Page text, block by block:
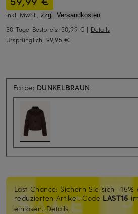
inkl. MwSt., zzgl. Versandkosten
30-Tage-Bestpreis: 50,99 € | Details
Ursprünglich: 99,95 €
Farbe: DUNKELBRAUN
Last Chance: Sichern Sie sich -
reduzierten Artikel. Code LAST15
einlösen.Details